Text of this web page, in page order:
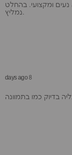
נעים ומקצועי. בהחלט
נמליץ.
8 days ago
בדיוק כמו בתמוונה